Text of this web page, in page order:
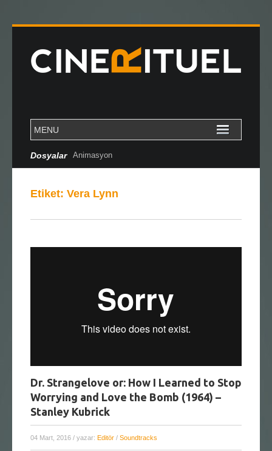
Dosyalar Animasyon
Etiket: Vera Lynn
Dr. Strangelove or: How I Learned to Stop
Worrying and Love the Bomb (1964) –
Stanley Kubrick
04 Mart, 2016 / yazar: Editör / Soundtracks